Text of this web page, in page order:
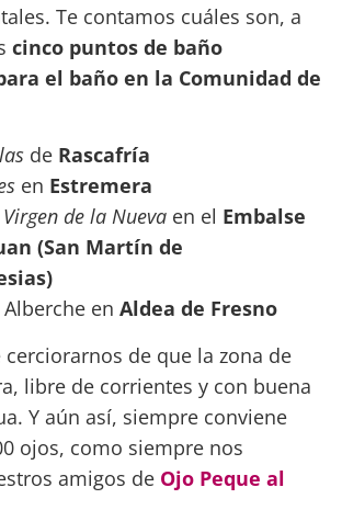
Te contamos cuáles son, a
cinco puntos de baño
el baño en la Comunidad de
de Rascafría
en Estremera
Virgen de la Nuevaen el Embalse
(San Martín de
en Aldea de Fresno
de que la zona de
libre de corrientes y con buena
Y aún así, siempre conviene
ojos, como siempre nos
amigos de Ojo Peque al